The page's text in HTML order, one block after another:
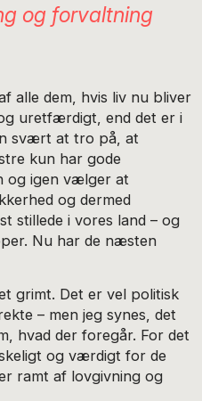
og forvaltning
alle dem, hvis liv nu bliver
uretfærdigt, end det er i
svært at tro på, at
kun har gode
og igen vælger at
og dermed
stillede i vores land – og
Nu har de næsten
grimt. Det er vel politisk
– men jeg synes, det
hvad der foregår. For det
og værdigt for de
ramt af lovgivning og